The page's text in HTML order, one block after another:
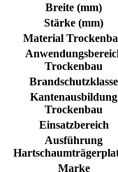
Breite (mm)
Stärke (mm)
Material
Trockenbau
Brandschutzklasse
Kantenausbildung
Trockenbau
Einsatzbereich
Ausführung
Marke